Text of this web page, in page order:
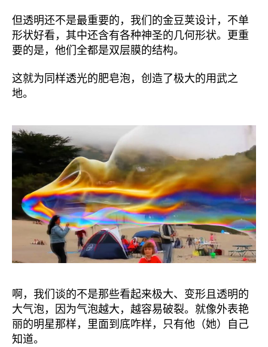
但透明还不是最重要的，我们的金豆荚设计，不单
形状好看，其中还含有各种神圣的几何形状。更重
要的是，他们全都是双层膜的结构。
这就为同样透光的肥皂泡，创造了极大的用武之
地。
啊，我们谈的不是那些看起来极大、变形且透明的
大气泡，因为气泡越大，越容易破裂。就像外表艳
丽的明星那样，里面到底咋样，只有他（她）自己
知道。